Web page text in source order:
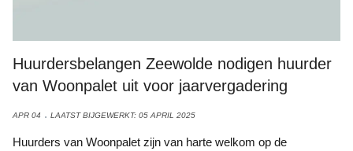
Huurdersbelangen Zeewolde nodigen huurder
van Woonpalet uit voor jaarvergadering
APR 04 LAATST BIJGEWERKT: 05 APRIL 2025
Huurders van Woonpalet zijn van harte welkom op de